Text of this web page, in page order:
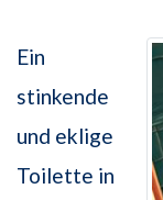
Ein
stinkende
und eklige
Toilette in